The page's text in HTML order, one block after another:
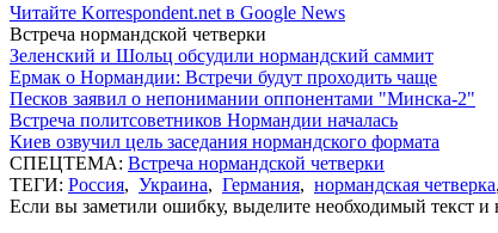
Читайте Korrespondent.net в Google News
Встреча нормандской четверки
Зеленский и Шольц обсудили нормандский саммит
Ермак о Нормандии: Встречи будут проходить чаще
Песков заявил о непонимании оппонентами "Минска-2"
Встреча политсоветников Нормандии началась
Киев озвучил цель заседания нормандского формата
СПЕЦТЕМА: Встреча нормандской четверки
ТЕГИ: Россия, Украина, Германия, нормандская четверка
Если вы заметили ошибку, выделите необходимый текст